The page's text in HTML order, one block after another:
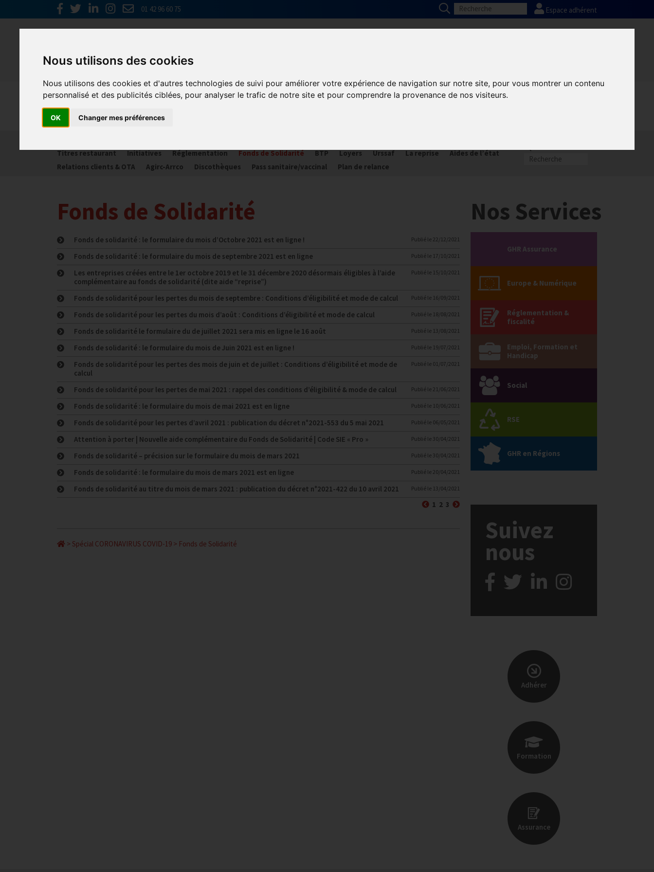
Nous utilisons des cookies
Nous utilisons des cookies et d'autres technologies de suivi pour améliorer votre expérience de navigation sur notre site, pour vous montrer un contenu
personnalisé et des publicités ciblées, pour analyser le trafic de notre site et pour comprendre la provenance de nos visiteurs.
OK Changer mes préférences
01 42 96 60 75 Espace adhérent
Spécial CORONAVIRUS COVID-19
Titres restaurant
Initiatives Réglementation Fonds de Solidarité BTP Loyers Urssaf La reprise
Aides de l’état
Relations clients & OTA
Agirc-Arrco Discothèques Pass sanitaire/vaccinal Plan de relance
Fonds de Solidarité
Fonds de solidarité : le formulaire du mois d’Octobre 2021 est en ligne ! Publié le 22/12/2021
Fonds de solidarité : le formulaire du mois de septembre 2021 est en ligne Publié le 17/10/2021
Les entreprises créées entre le 1er octobre 2019 et le 31 décembre 2020 désormais éligibles à l’aide
complémentaire au fonds de solidarité (dite aide “reprise”)
Publié le 15/10/2021
Fonds de solidarité pour les pertes du mois de septembre : Conditions d’éligibilité et mode de calcul Publié le 16/09/2021
Fonds de solidarité pour les pertes du mois d’août : Conditions d’éligibilité et mode de calcul Publié le 18/08/2021
Fonds de solidarité le formulaire du de juillet 2021 sera mis en ligne le 16 août Publié le 13/08/2021
Fonds de solidarité : le formulaire du mois de Juin 2021 est en ligne ! Publié le 19/07/2021
Fonds de solidarité pour les pertes des mois de juin et de juillet : Conditions d’éligibilité et mode de
calcul
Publié le 01/07/2021
Fonds de solidarité pour les pertes de mai 2021 : rappel des conditions d’éligibilité & mode de calcul Publié le 21/06/2021
Fonds de solidarité : le formulaire du mois de mai 2021 est en ligne Publié le 10/06/2021
Fonds de solidarité pour les pertes d’avril 2021 : publication du décret n°2021-553 du 5 mai 2021 Publié le 06/05/2021
Attention à porter | Nouvelle aide complémentaire du Fonds de Solidarité | Code SIE « Pro » Publié le 30/04/2021
Fonds de solidarité – précision sur le formulaire du mois de mars 2021 Publié le 30/04/2021
Fonds de solidarité : le formulaire du mois de mars 2021 est en ligne Publié le 20/04/2021
Fonds de solidarité au titre du mois de mars 2021 : publication du décret n°2021-422 du 10 avril 2021 Publié le 13/04/2021
Précédent
1 2 3 Suivant
> Spécial CORONAVIRUS COVID-19 > Fonds de Solidarité
Nos Services
GHR Assurance
Europe & Numérique
Réglementation &
fiscalité
Emploi, Formation et
Handicap
Social
RSE
GHR en Régions
Suivez
nous
Adhérer
Formation
Assurance